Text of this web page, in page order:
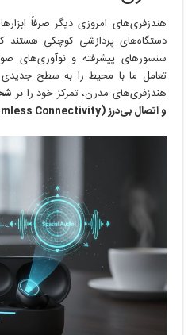
هندزفری‌های امروزی دیگر صرفاً
دستگاه‌های پردازشی کوچکی هستند
سنسورهای پیشرفته و نوآوری‌های
تعامل ما با محیط را به سطح جدیدی
هندزفری‌های مدرن، تمرکز خود را بر
و اتصال بی‌درز (Seamless Connectivity)